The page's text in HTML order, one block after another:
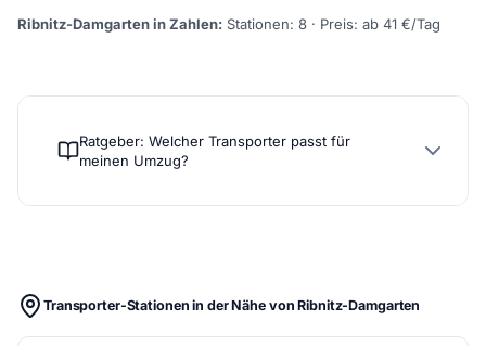
Ribnitz-Damgarten in Zahlen: Stationen: 8 · Preis: ab 41 €/Tag
Ratgeber: Welcher Transporter passt für
meinen Umzug?
Transporter-Stationen in der Nähe von Ribnitz-Damgarten